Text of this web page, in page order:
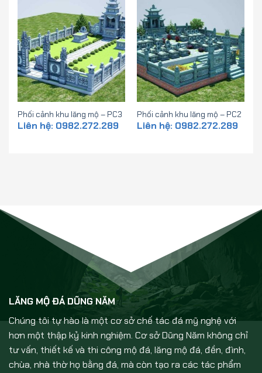
Phối cảnh khu lăng mộ – PC3
Liên hệ: 0982.272.289
Phối cảnh khu lăng mộ – PC2
Liên hệ: 0982.272.289
LĂNG MỘ ĐÁ DŨNG NĂM
Chúng tôi tự hào là một cơ sở chế tác đá mỹ nghệ với
hơn một thập kỷ kinh nghiệm. Cơ sở Dũng Năm không chỉ
tư vấn, thiết kế và thi công mộ đá, lăng mộ đá, đền, đình,
chùa, nhà thờ họ bằng đá, mà còn tạo ra các tác phẩm